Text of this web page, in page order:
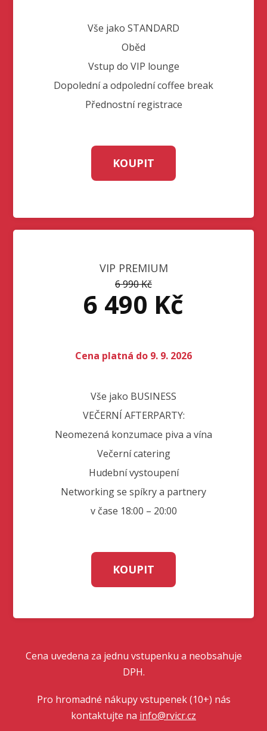
Vše jako STANDARD
Oběd
Vstup do VIP lounge
Dopolední a odpolední coffee break
Přednostní registrace
KOUPIT
VIP PREMIUM
6 990 Kč
6 490 Kč
Cena platná do 9. 9. 2026
Vše jako BUSINESS
VEČERNÍ AFTERPARTY:
Neomezená konzumace piva a vína
Večerní catering
Hudební vystoupení
Networking se spíkry a partnery
v čase 18:00 – 20:00
KOUPIT
Cena uvedena za jednu vstupenku a neobsahuje
DPH.
Pro hromadné nákupy vstupenek (10+) nás
kontaktujte na info@rvicr.cz